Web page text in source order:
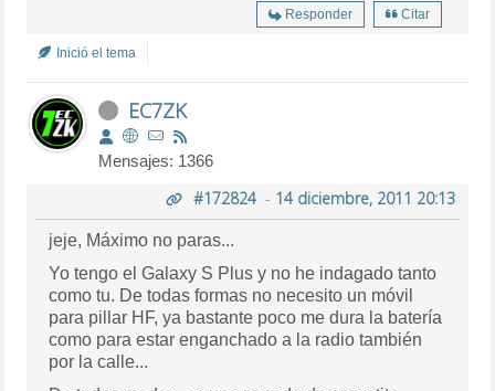
Responder Citar
Inició el tema
EC7ZK
Mensajes: 1366
#172824- 14 diciembre, 2011 20:13
jeje, Máximo no paras...
Yo tengo el Galaxy S Plus y no he indagado tanto
como tu. De todas formas no necesito un móvil
para pillar HF, ya bastante poco me dura la batería
como para estar enganchado a la radio también
por la calle...